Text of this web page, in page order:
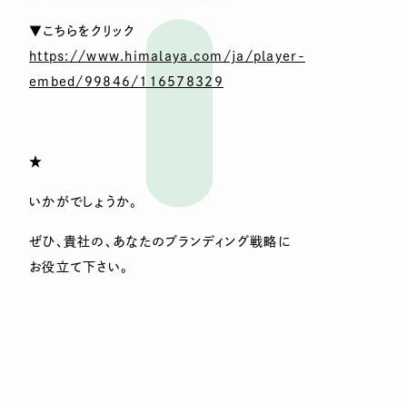
▼こちらをクリック
https://www.himalaya.com/ja/player-
embed/99846/116578329
★
いかがでしょうか。
ぜひ、貴社の、あなたのブランディング戦略に
お役立て下さい。